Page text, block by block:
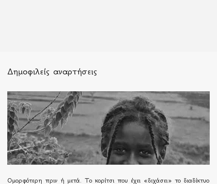
Δημοφιλείς αναρτήσεις
Ομορφότερη πριν ή μετά. Το κορίτσι που έχει «διχάσει» το διαδίκτυο